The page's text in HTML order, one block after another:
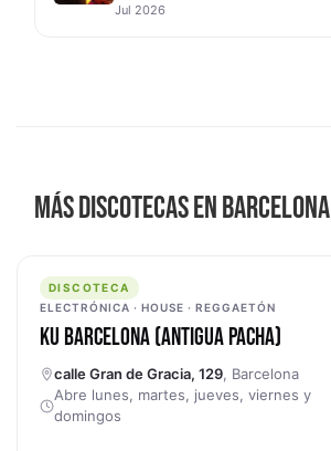
Jul 2026
MÁS DISCOTECAS EN BARCELONA
DISCOTECA
DISCOTECA
ELECTRÓNICA · HOUSE · REGGAETÓN
KU BARCELONA (ANTIGUA PACHA)
calle Gran de Gracia, 129, Barcelona
Abre lunes, martes, jueves, viernes y
domingos